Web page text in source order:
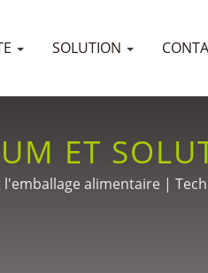
SOLUTION
ET
alimentaire |